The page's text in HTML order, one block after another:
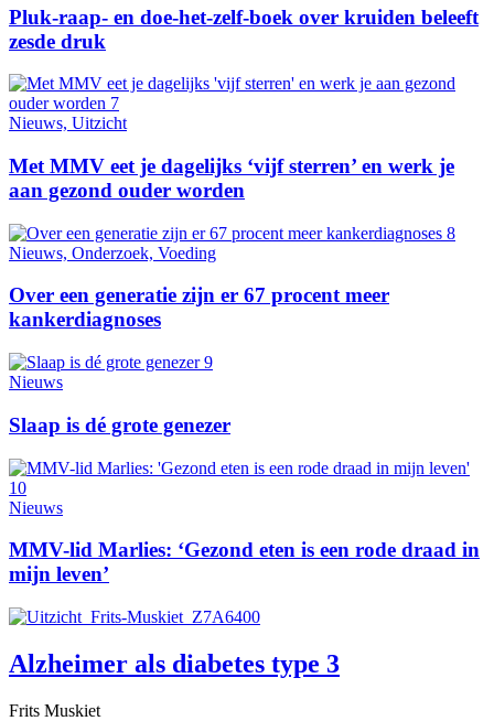
Pluk-raap- en doe-het-zelf-boek over kruiden beleeft
zesde druk
Nieuws, Uitzicht
Met MMV eet je dagelijks ‘vijf sterren’ en werk je
aan gezond ouder worden
Nieuws, Onderzoek, Voeding
Over een generatie zijn er 67 procent meer
kankerdiagnoses
Nieuws
Slaap is dé grote genezer
Nieuws
MMV-lid Marlies: ‘Gezond eten is een rode draad in
mijn leven’
Alzheimer als diabetes type 3
Frits Muskiet